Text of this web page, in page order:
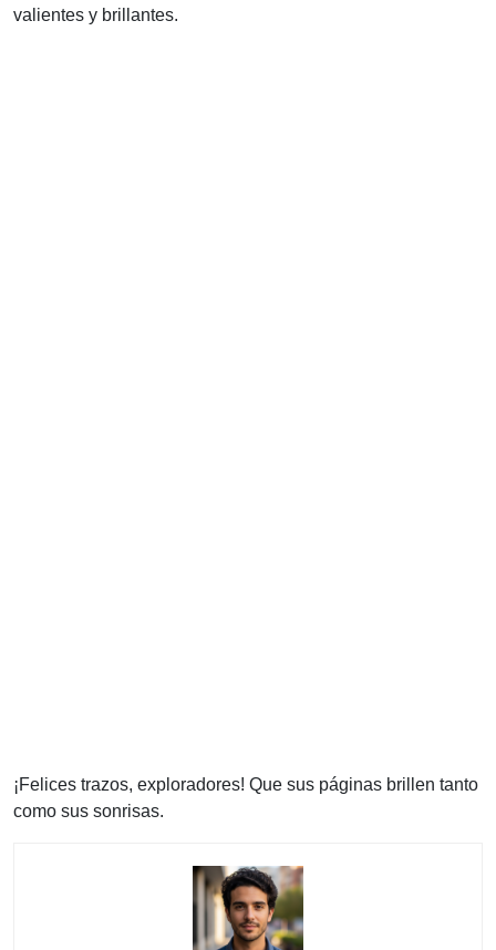
valientes y brillantes.
¡Felices trazos, exploradores! Que sus páginas brillen tanto
como sus sonrisas.